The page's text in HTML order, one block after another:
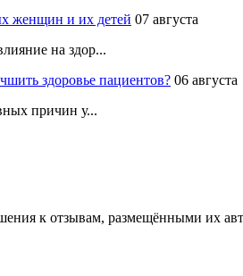
женщин и их детей 07 августа
на здор...
здоровье пациентов? 06 августа
причин у...
к отзывам, размещёнными их